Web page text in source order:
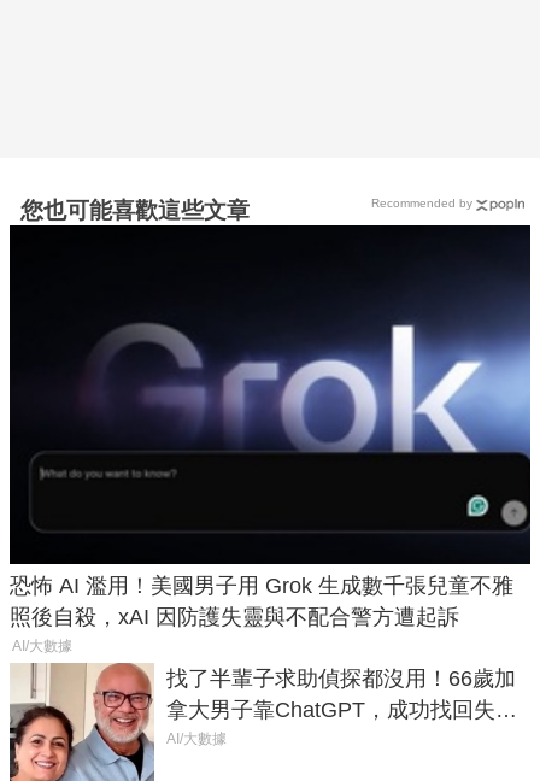
您也可能喜歡這些文章
恐怖 AI 濫用！美國男子用 Grok 生成數千張兒童不雅
照後自殺，xAI 因防護失靈與不配合警方遭起訴
AI/大數據
找了半輩子求助偵探都沒用！66歲加
拿大男子靠ChatGPT，成功找回失散
50年家人
AI/大數據
Recommended by